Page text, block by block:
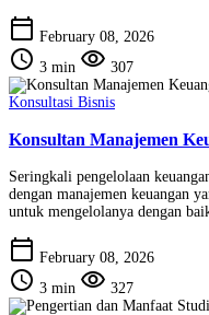
calendar_today February 08, 2026
schedule 3 min visibility 307
Konsultasi Bisnis
Konsultan Manajemen
Seringkali pengelolaan
dengan manajemen keuangan
untuk mengelolanya dengan
calendar_today February 08, 2026
schedule 3 min visibility 327